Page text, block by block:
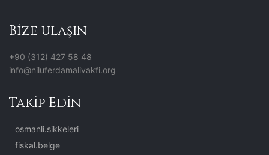
Bize ulaşın
+90 (312) 427 58 48
info@niluferdamalivakfi.org
Takip Edin
osmanli.sikkeleri
fiskal.belge